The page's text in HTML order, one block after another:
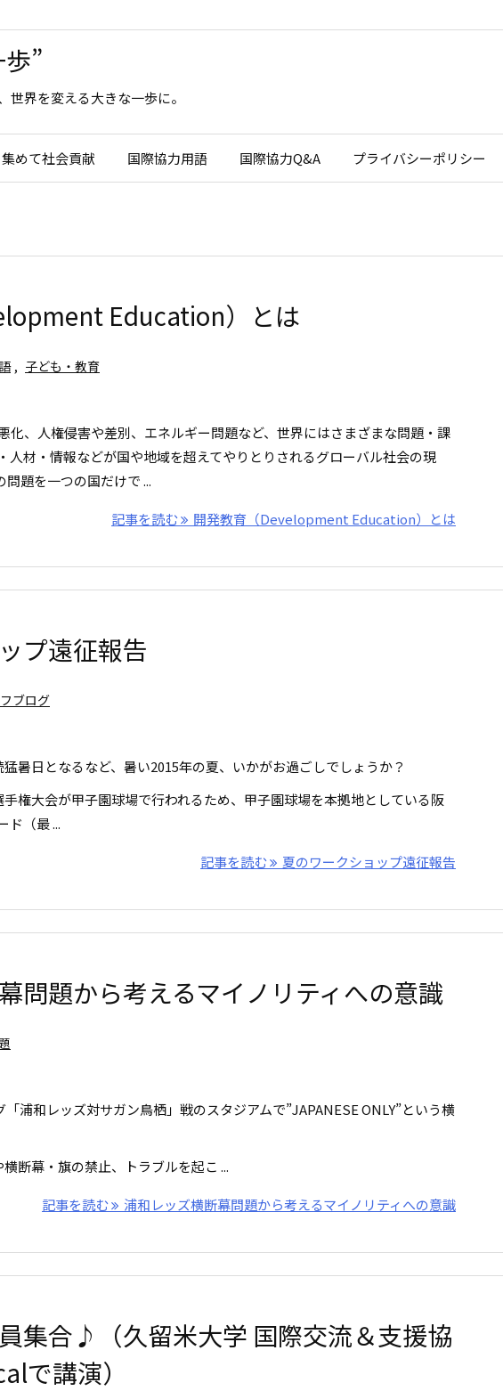
”
界を変える大きな一歩に。
集めて社会貢献 国際協力用語 国際協力Q&A プライバシーポリシー
Education）とは
, 子ども・教育
化、人権侵害や差別、エネルギー問題など、世界にはさまざまな問題・課
人材・情報などが国や地域を超えてやりとりされるグローバル社会の現
題を一つの国だけで ...
記事を読む 開発教育（Development Education）とは
プ遠征報告
ブログ
暑日となるなど、暑い2015年の夏、いかがお過ごしでしょうか？
権大会が甲子園球場で行われるため、甲子園球場を本拠地としている阪
ド（最 ...
記事を読む 夏のワークショップ遠征報告
問題から考えるマイノリティへの意識
浦和レッズ対サガン鳥栖」戦のスタジアムで”JAPANESE ONLY”という横
断幕・旗の禁止、トラブルを起こ ...
記事を読む 浦和レッズ横断幕問題から考えるマイノリティへの意識
集合♪（久留米大学 国際交流＆支援協
で講演）